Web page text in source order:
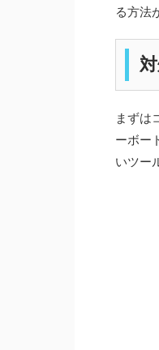
る方法
まずは
ーボー
いツー